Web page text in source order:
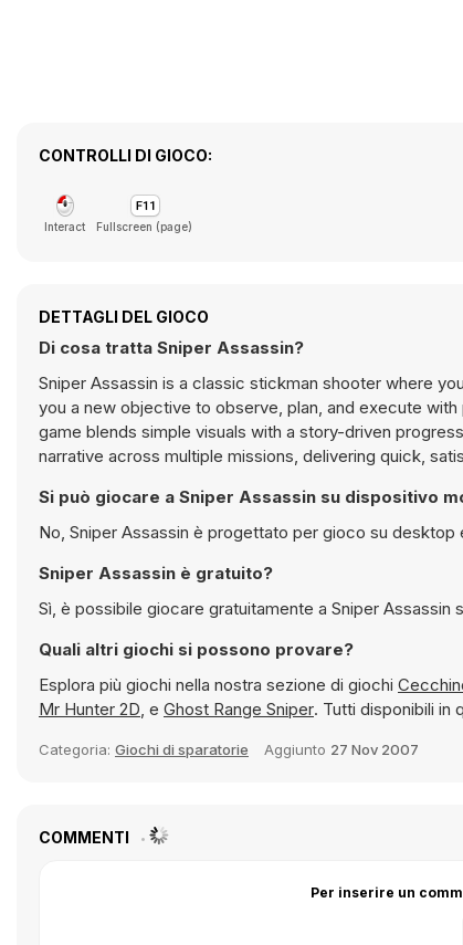
CONTROLLI DI GIOCO:
Interact Fullscreen (page)
DETTAGLI DEL GIOCO
Di cosa tratta Sniper Assassin?
Sniper Assassin is a classic stickman shooter where
you a new objective to observe, plan, and execute
game blends simple visuals with a story-driven
narrative across multiple missions, delivering quick,
Si può giocare a Sniper Assassin su dispositivo
No, Sniper Assassin è progettato per gioco su
Sniper Assassin è gratuito?
Quali altri giochi si possono provare?
Esplora più giochi nella nostra sezione di giochi
Mr Hunter 2D, e Ghost Range Sniper. Tutti disponibili in
Categoria: Giochi di sparatorie Aggiunto 27 Nov 2007
COMMENTI
Per inserire un